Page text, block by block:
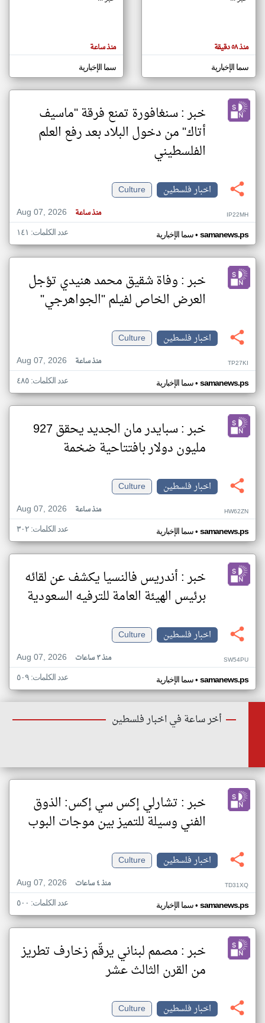
تغيير الدولة
مصادر الأخبار من فلسطين
اخبار فلسطين على مدار الساعة
أهم اخبار فلسطين العاجلة والمباشرة
تعبر
الموجوده
هنا عن
وجهة
نظر
كاتبيها.
منذ ٥٨ دقيقة
سما الإخبارية
منذ ساعة
سما الإخبارية
خبر : سنغافورة تمنع فرقة "ماسيف
أتاك" من دخول البلاد بعد رفع العلم
الفلسطيني
اخبار فلسطين
Culture
Aug 07, 2026
منذ ساعة IP22MH
سما الإخبارية• samanews.ps عدد الكلمات: ١٤١
خبر : وفاة شقيق محمد هنيدي تؤجل
العرض الخاص لفيلم "الجواهرجي"
اخبار فلسطين
Culture
Aug 07, 2026
منذ ساعة TP27KI
سما الإخبارية• samanews.ps عدد الكلمات: ٤٨٥
خبر : سبايدر مان الجديد يحقق 927
مليون دولار بافتتاحية ضخمة
اخبار فلسطين
Culture
Aug 07, 2026
منذ ساعة HW62ZN
سما الإخبارية• samanews.ps عدد الكلمات: ٣٠٢
خبر : أندريس فالنسيا يكشف عن لقائه
برئيس الهيئة العامة للترفيه السعودية
اخبار فلسطين
Culture
Aug 07, 2026
منذ ٣ ساعات SW54PU
سما الإخبارية• samanews.ps عدد الكلمات: ٥٠٩
أخر ساعة في اخبار فلسطين
خبر : تشارلي إكس سي إكس: الذوق
الفني وسيلة للتميز بين موجات البوب
اخبار فلسطين
Culture
Aug 07, 2026
منذ ٤ ساعات TD31XQ
سما الإخبارية• samanews.ps عدد الكلمات: ٥٠٠
خبر : مصمم لبناني يرقّم زخارف تطريز
من القرن الثالث عشر
اخبار فلسطين
Culture
klyoum.com